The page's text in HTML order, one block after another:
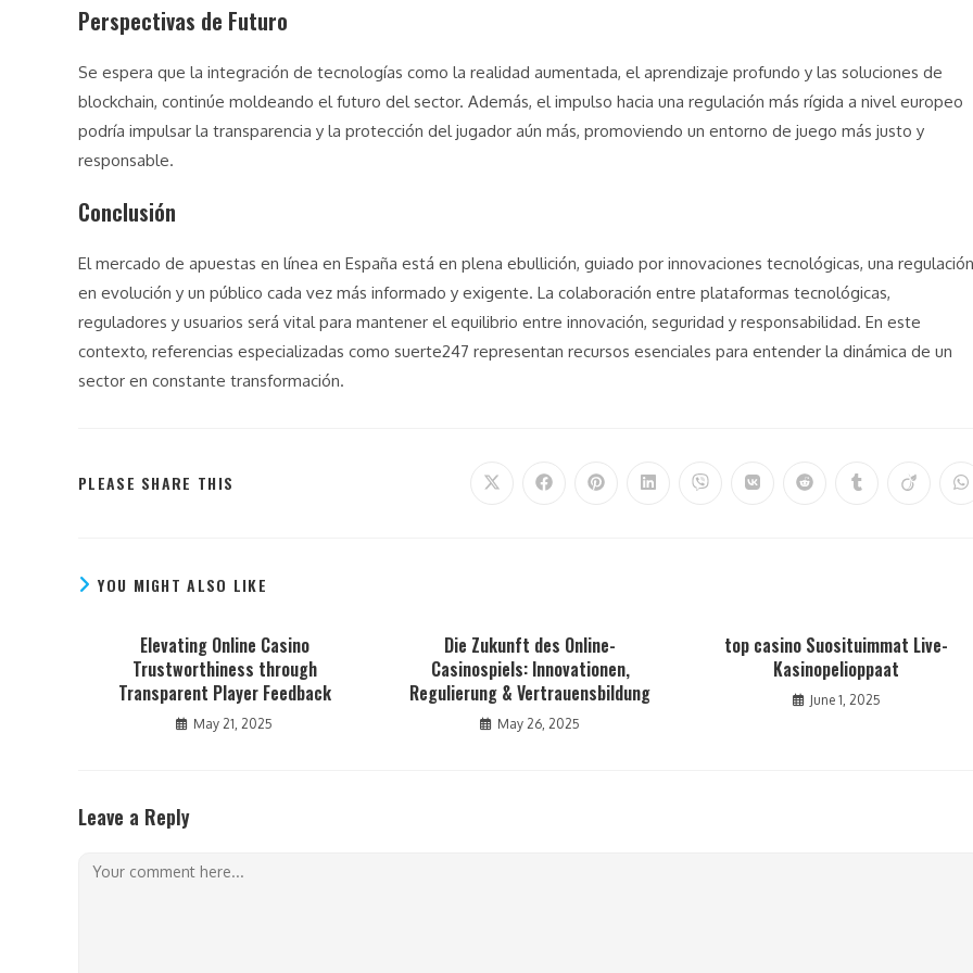
Perspectivas de Futuro
Se espera que la integración de tecnologías como la realidad aumentada, el aprendizaje profundo y las soluciones de
blockchain, continúe moldeando el futuro del sector. Además, el impulso hacia una regulación más rígida a nivel europeo
podría impulsar la transparencia y la protección del jugador aún más, promoviendo un entorno de juego más justo y
responsable.
Conclusión
El mercado de apuestas en línea en España está en plena ebullición, guiado por innovaciones tecnológicas, una regulación
en evolución y un público cada vez más informado y exigente. La colaboración entre plataformas tecnológicas,
reguladores y usuarios será vital para mantener el equilibrio entre innovación, seguridad y responsabilidad. En este
contexto, referencias especializadas como suerte247 representan recursos esenciales para entender la dinámica de un
sector en constante transformación.
PLEASE SHARE THIS
YOU MIGHT ALSO LIKE
Elevating Online Casino
Trustworthiness through
Transparent Player Feedback
May 21, 2025
Die Zukunft des Online-
Casinospiels: Innovationen,
Regulierung & Vertrauensbildung
May 26, 2025
top casino Suosituimmat Live-
Kasinopelioppaat
June 1, 2025
Leave a Reply